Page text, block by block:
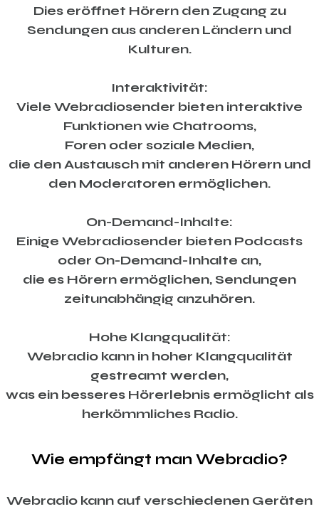
Dies eröffnet Hörern den Zugang zu
Sendungen aus anderen Ländern und
Kulturen.
Interaktivität:
Viele Webradiosender bieten interaktive
Funktionen wie Chatrooms,
Foren oder soziale Medien,
die den Austausch mit anderen Hörern und
den Moderatoren ermöglichen.
On-Demand-Inhalte:
Einige Webradiosender bieten Podcasts
oder On-Demand-Inhalte an,
die es Hörern ermöglichen, Sendungen
zeitunabhängig anzuhören.
Hohe Klangqualität:
Webradio kann in hoher Klangqualität
gestreamt werden,
was ein besseres Hörerlebnis ermöglicht als
herkömmliches Radio.
Wie empfängt man Webradio?
Webradio kann auf verschiedenen Geräten